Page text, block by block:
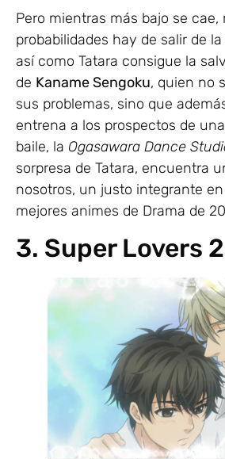
Pero mientras más bajo se cae,
probabilidades hay de salir de
así como Tatara consigue la
de Kaname Sengoku, quien no
sus problemas, sino que
entrena a los prospectos de
baile, la Ogasawara Dance
sorpresa de Tatara, encuentra
nosotros, un justo integrante
mejores animes de Drama de
3. Super Lovers 2